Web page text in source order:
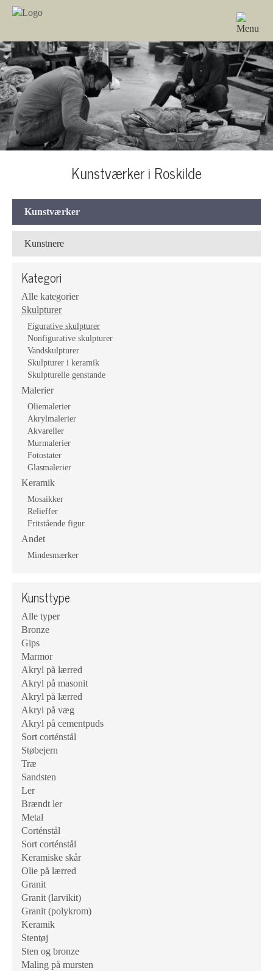
Kunstværker i Roskilde
Kunstværker
Kunstnere
Kategori
Alle kategorier
Skulpturer
Figurative skulpturer
Nonfigurative skulpturer
Vandskulpturer
Skulpturer i keramik
Skulpturelle genstande
Malerier
Oliemalerier
Akrylmalerier
Akvareller
Murmalerier
Fotostater
Glasmalerier
Keramik
Mosaikker
Relieffer
Fritstående figur
Andet
Mindesmærker
Kunsttype
Alle typer
Bronze
Gips
Marmor
Akryl på lærred
Akryl på masonit
Akryl på lærred
Akryl på væg
Akryl på cementpuds
Sort corténstål
Støbejern
Træ
Sandsten
Ler
Brændt ler
Metal
Corténstål
Sort corténstål
Keramiske skår
Olie på lærred
Granit
Granit (larvikit)
Granit (polykrom)
Keramik
Stentøj
Sten og bronze
Maling på mursten